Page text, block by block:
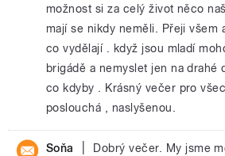
možnost si za celý život něco
mají se nikdy neměli. Přeji všem
co vydělají . když jsou mladí
brigádě a nemyslet jen na drahé
co kdyby . Krásný večer pro
poslouchá , naslyšenou.
Soňa
Dobrý večer. My jsme